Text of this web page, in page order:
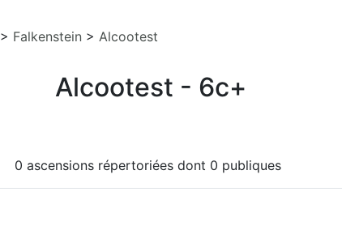
> Falkenstein > Alcootest
Alcootest - 6c+
0 ascensions répertoriées dont 0 publiques